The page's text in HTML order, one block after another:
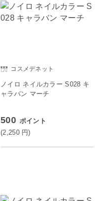
コスメデネット
ノイロ ネイルカラー S028 キ
ャラバン マーチ
500 ポイント
(2,250 円)